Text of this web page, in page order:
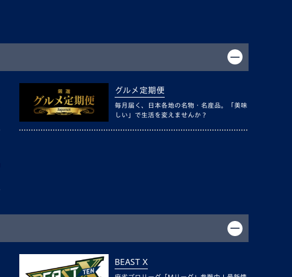
グルメ定期便
毎月届く、日本各地の名物・名産品。「美味
しい」で生活を変えませんか？
BEAST X